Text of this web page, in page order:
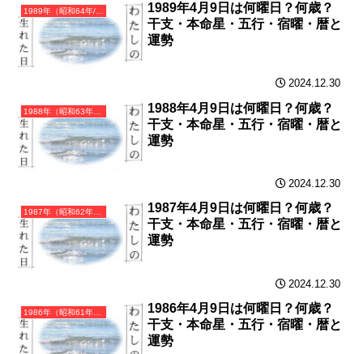
1989年（昭和64年/平成元年）己巳（つちのとみ）・巳年（へび年）カレンダー（月曜はじまり）
1989年4月9日は何曜日？何歳？
干支・本命星・五行・宿曜・暦と
運勢
2024.12.30
1988年（昭和63年）戊辰（つちのえたつ）・辰年（たつ年）カレンダー（月曜はじまり）
1988年4月9日は何曜日？何歳？
干支・本命星・五行・宿曜・暦と
運勢
2024.12.30
1987年（昭和62年）丁卯（ひのとう）・卯年（うさぎ年）カレンダー（月曜はじまり）
1987年4月9日は何曜日？何歳？
干支・本命星・五行・宿曜・暦と
運勢
2024.12.30
1986年（昭和61年）丙寅（ひのえとら）・寅年（とら年）カレンダー（月曜はじまり）
1986年4月9日は何曜日？何歳？
干支・本命星・五行・宿曜・暦と
運勢